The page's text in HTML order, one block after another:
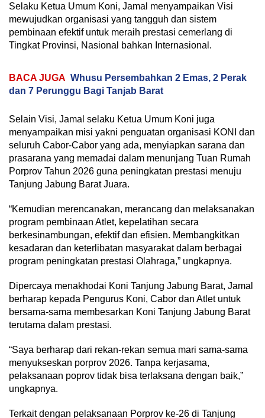
Selaku Ketua Umum Koni, Jamal menyampaikan Visi
mewujudkan organisasi yang tangguh dan sistem
pembinaan efektif untuk meraih prestasi cemerlang di
Tingkat Provinsi, Nasional bahkan Internasional.
BACA JUGA Whusu Persembahkan 2 Emas, 2 Perak
dan 7 Perunggu Bagi Tanjab Barat
Selain Visi, Jamal selaku Ketua Umum Koni juga
menyampaikan misi yakni penguatan organisasi KONI dan
seluruh Cabor-Cabor yang ada, menyiapkan sarana dan
prasarana yang memadai dalam menunjang Tuan Rumah
Porprov Tahun 2026 guna peningkatan prestasi menuju
Tanjung Jabung Barat Juara.
“Kemudian merencanakan, merancang dan melaksanakan
program pembinaan Atlet, kepelatihan secara
berkesinambungan, efektif dan efisien. Membangkitkan
kesadaran dan keterlibatan masyarakat dalam berbagai
program peningkatan prestasi Olahraga,” ungkapnya.
Dipercaya menakhodai Koni Tanjung Jabung Barat, Jamal
berharap kepada Pengurus Koni, Cabor dan Atlet untuk
bersama-sama membesarkan Koni Tanjung Jabung Barat
terutama dalam prestasi.
“Saya berharap dari rekan-rekan semua mari sama-sama
menyukseskan porprov 2026. Tanpa kerjasama,
pelaksanaan poprov tidak bisa terlaksana dengan baik,”
ungkapnya.
Terkait dengan pelaksanaan Porprov ke-26 di Tanjung